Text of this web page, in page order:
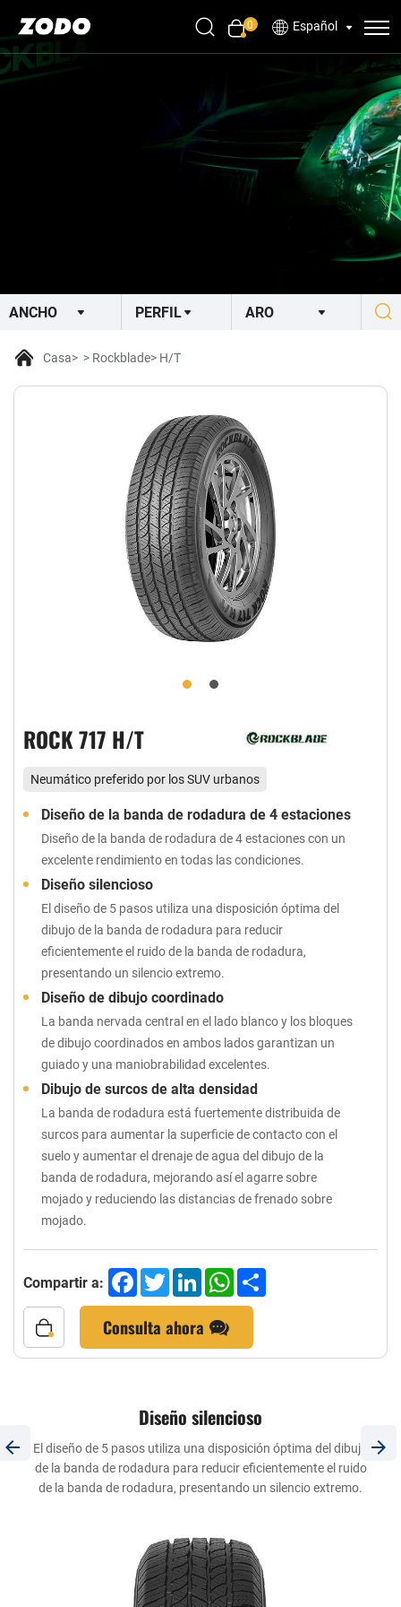
0 Español
Casa Rockblade H/T
ROCK 717 H/T
Neumático preferido por los SUV urbanos
Diseño de la banda de rodadura de 4 estaciones
Diseño de la banda de rodadura de 4 estaciones con un
excelente rendimiento en todas las condiciones.
Diseño silencioso
El diseño de 5 pasos utiliza una disposición óptima del
dibujo de la banda de rodadura para reducir
eficientemente el ruido de la banda de rodadura,
presentando un silencio extremo.
Diseño de dibujo coordinado
La banda nervada central en el lado blanco y los bloques
de dibujo coordinados en ambos lados garantizan un
guiado y una maniobrabilidad excelentes.
Dibujo de surcos de alta densidad
La banda de rodadura está fuertemente distribuida de
surcos para aumentar la superficie de contacto con el
suelo y aumentar el drenaje de agua del dibujo de la
banda de rodadura, mejorando así el agarre sobre
mojado y reduciendo las distancias de frenado sobre
mojado.
Compartir a: FacebookTwitterLinkedInWhatsApp
Consulta ahora
Diseño silencioso
El diseño de 5 pasos utiliza una disposición óptima del dibujo
de la banda de rodadura para reducir eficientemente el ruido
de la banda de rodadura, presentando un silencio extremo.